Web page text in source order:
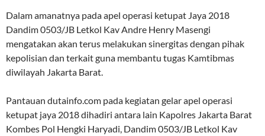
Dalam amanatnya pada apel operasi ketupat Jaya 2018
Dandim 0503/JB Letkol Kav Andre Henry Masengi
mengatakan akan terus melakukan sinergitas dengan pihak
kepolisian dan terkait guna membantu tugas Kamtibmas
diwilayah Jakarta Barat.
Pantauan dutainfo.com pada kegiatan gelar apel operasi
ketupat jaya 2018 dihadiri antara lain Kapolres Jakarta Barat
Kombes Pol Hengki Haryadi, Dandim 0503/JB Letkol Kav